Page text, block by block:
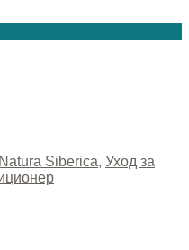
Natura Siberica, Уход за